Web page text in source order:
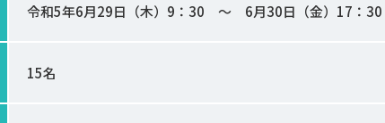
令和5年6月29日（木）9：30 ～ 6月30日（金）17：30
15名